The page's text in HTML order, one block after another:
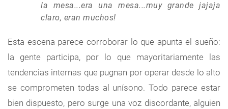
la mesa...era una mesa...muy grande jajaja
claro, eran muchos!
Esta escena parece corroborar lo que apunta el sueño:
la gente participa, por lo que mayoritariamente las
tendencias internas que pugnan por operar desde lo alto
se comprometen todas al unísono. Todo parece estar
bien dispuesto, pero surge una voz discordante, alguien